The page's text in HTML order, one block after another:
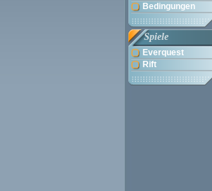
Bedingungen
Spiele
Everquest
Rift